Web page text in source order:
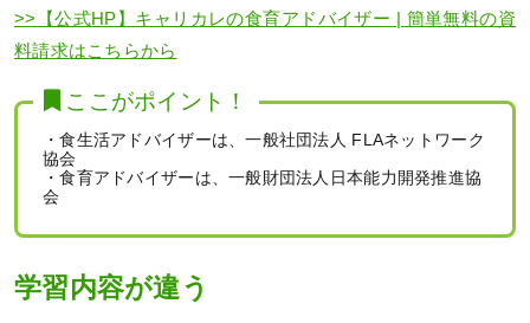
>>【公式HP】キャリカレの食育アドバイザー | 簡単無料の資
料請求はこちらから
ここがポイント！
・食生活アドバイザーは、一般社団法人 FLAネットワーク
協会
・食育アドバイザーは、一般財団法人日本能力開発推進協
会
学習内容が違う